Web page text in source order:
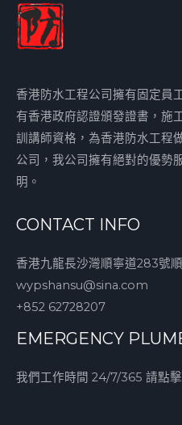
香港防水工程公司擁有固定員
有香港政府認證頒發證書，施
訓講師資格，為香港防水工程
公司，我公司擁有絕對的優勢
明。
CONTACT INFO
香港九龍長沙灣順寧道283號
wypshansu@sina.com
+852 62728207
EMERGENCY
我們工作時間 24/7/365 請點